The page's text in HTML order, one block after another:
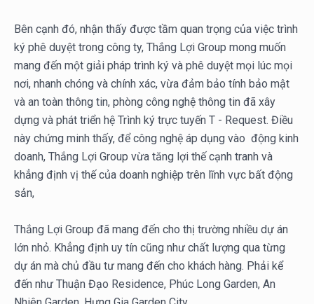
Bên cạnh đó, nhận thấy được tầm quan trọng của việc trình
ký phê duyệt trong công ty, Thắng Lợi Group mong muốn
mang đến một giải pháp trình ký và phê duyệt mọi lúc mọi
nơi, nhanh chóng và chính xác, vừa đảm bảo tính bảo mật
và an toàn thông tin, phòng công nghệ thông tin đã xây
dựng và phát triển hệ Trình ký trực tuyến T - Request. Điều
này chứng minh thấy, để công nghệ áp dụng vào động kinh
doanh, Thắng Lợi Group vừa tăng lợi thế cạnh tranh và
khẳng định vị thế của doanh nghiệp trên lĩnh vực bất động
sản,
Thắng Lợi Group đã mang đến cho thị trường nhiều dự án
lớn nhỏ. Khẳng định uy tín cũng như chất lượng qua từng
dự án mà chủ đầu tư mang đến cho khách hàng. Phải kể
đến như Thuận Đạo Residence, Phúc Long Garden, An